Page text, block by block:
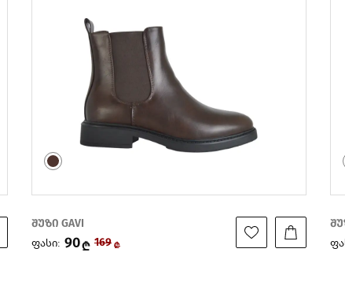
შუზი GAVI
ფასი: 90₾ 209 ₾